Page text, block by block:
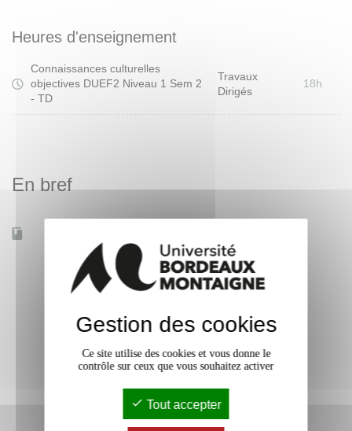
Heures d'enseignement
Connaissances culturelles
objectives DUEF2 Niveau 1 Sem 2
- TD
Travaux
Dirigés
18h
En bref
Gestion des cookies
Ce site utilise des cookies et vous donne le
contrôle sur ceux que vous souhaitez activer
Tout accepter